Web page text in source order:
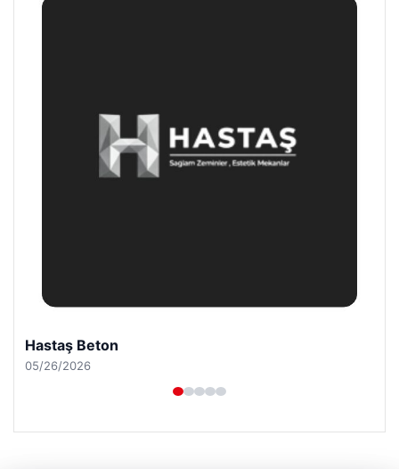
Prenses Night Club
04/29/2026